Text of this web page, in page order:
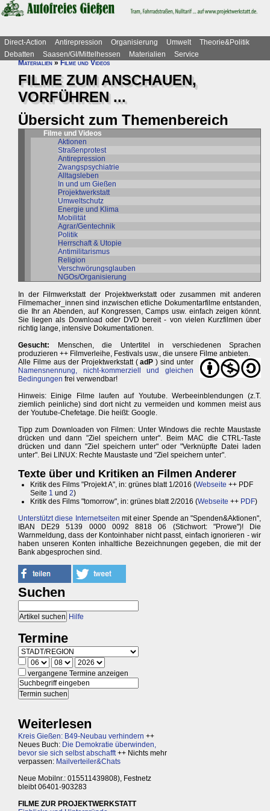
Direct-Action Antirepression Organisierung Umwelt
Theorie&Politik
Debatten
Saasen/GI/Mittelhessen Materialien
Service
Materialien»Filme und Videos
FILME ZUM ANSCHAUEN,
VORFÜHREN ...
Übersicht zum Themenbereich
Filme und Videos
Aktionen
Straßenprotest
Antirepression
Zwangspsychiatrie
Alltagsleben
In und um Gießen
Projektwerkstatt
Umweltschutz
Energie und Klima
Mobilität
Agrar/Gentechnik
Politik
Herrschaft & Utopie
Antimilitarismus
Religion
Verschwörungsglauben
NGOs/Organisierung
In der Filmwerkstatt der Projektwerkstatt oder zusammen mit anderen
Filmemacher_innen sind inzwischen etliche Dokumentarfilme entstanden,
die Ihr an Abenden, auf Kongressen, Camps usw. einfach zeigen könnt.
Sie liegen als Download oder DVD bereit - von vielen Kurzfilmen über
richtig lange, intensive Dokumentationen.
Gesucht: Menschen, die Untertitel in verschiedenen Sprachen
produzieren ++ Filmverleihe, Festivals usw., die unsere Filme anbieten.
Alle Filme aus der Projektwerkstatt (adP ) sind unter
Namensnennung, nicht-kommerziell und gleichen
Bedingungen frei verwendbar!
Hinweis: Einige Filme laufen auf Youtube. Werbeeinblendungen (z.T.
ziemlich peinliche) sind dort nicht zu vermeiden und kommen meist aus
der Youtube-Chefetage. Die heißt: Google.
Tipp zum Downloaden von Filmen: Unter Windows die rechte Maustaste
drücken und dann "Ziel speichern unter". Beim MAC die CTRL-Taste
drücken und dann "Ziel speichern unter" oder "Verknüpfte Datei laden
unter". Bei LINUX: Rechte Maustaste und "Ziel speichern unter".
Texte über und Kritiken an Filmen Anderer
Kritik des Films "Projekt A", in: grünes blatt 1/2016 (Webseite ++ PDF
Seite 1 und 2)
Kritik des Films "tomorrow", in: grünes blatt 2/2016 (Webseite ++ PDF)
Unterstützt diese Internetseiten mit einer Spende an "Spenden&Aktionen",
IBAN DE29 5139 0000 0092 8818 06 (Stichwort: "Prowe")! Die
Warnmeldung, dass der Kontoinhaber nicht passt, einfach ignorieren - wir
haben unseren Konten inhaltliche Bezeichnungen gegeben, die mit der
Bank abgesprochen sind.
Suchen
Hilfe
Termine
vergangene Termine anzeigen
Weiterlesen
Kreis Gießen: B49-Neubau verhindern ++
Neues Buch: Die Demokratie überwinden,
bevor sie sich selbst abschafft++ Nichts mehr
verpassen: Mailverteiler&Chats
Neue Mobilnr.: 015511439808), Festnetz
bleibt 06401-903283
FILME ZUR PROJEKTWERKSTATT